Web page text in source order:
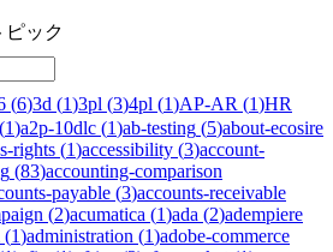
ピック
(6)3d (1)3pl (3)4pl (1)AP-AR (1)HR
(1)a2p-10dlc (1)ab-testing (5)about-ecosire
rights (1)accessibility (3)account-
(83)accounting-comparison
payable (3)accounts-receivable
(2)acumatica (1)ada (2)adempiere
(1)administration (1)adobe-commerce